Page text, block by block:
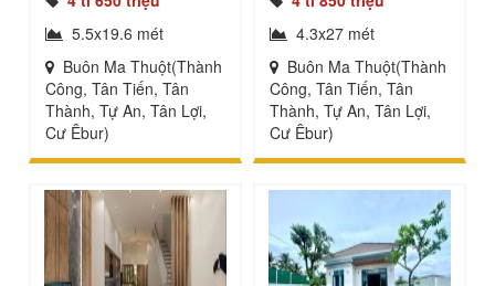
5.5x19.6 mét
Buôn Ma Thuột(Thành
Công, Tân Tiến, Tân
Thành, Tự An, Tân Lợi,
Cư Êbur)
4.3x27 mét
Buôn Ma Thuột(Thành
Công, Tân Tiến, Tân
Thành, Tự An, Tân Lợi,
Cư Êbur)